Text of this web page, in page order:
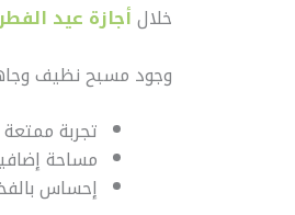
خلالأجازة عيد
وجود مسبح نظيف
تجربة ممتعة
مساحة
إحساس